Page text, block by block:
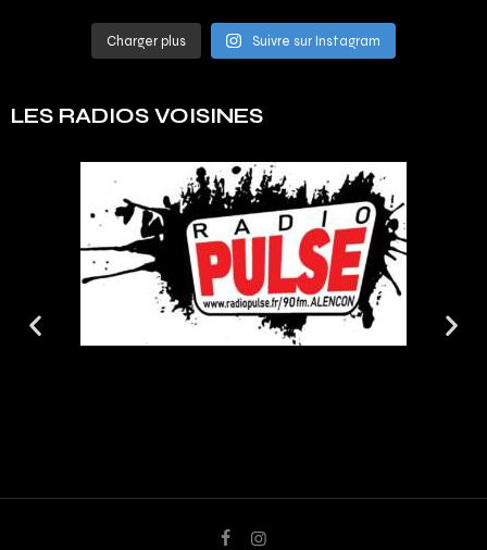
Charger plus Suivre sur Instagram
LES RADIOS VOISINES